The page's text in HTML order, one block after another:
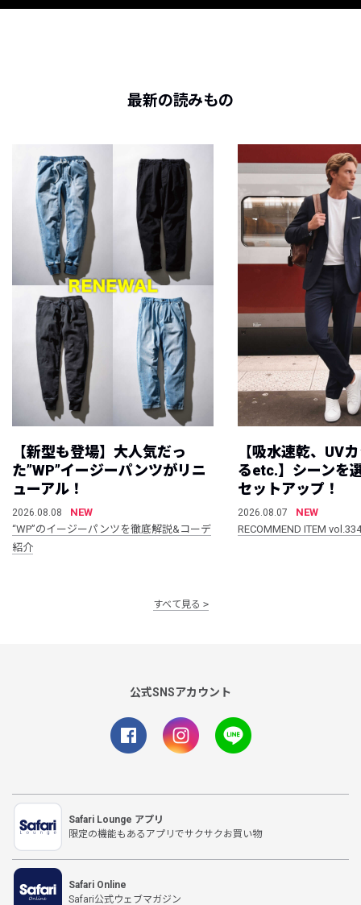
最新の読みもの
【新型も登場】大人気だっ
た”WP”イージーパンツがリニ
ューアル！
2026.08.08
NEW
“WP”のイージーパンツを徹底解説&コーデ
紹介
【吸水速乾、UV
るetc.】シーンを
セットアップ！
2026.08.07
NEW
RECOMMEND ITEM vol.334
すべて見る
公式SNSアカウント
Safari Lounge アプリ
限定の機能もあるアプリでサクサクお買い物
Safari Online
Safari公式ウェブマガジン